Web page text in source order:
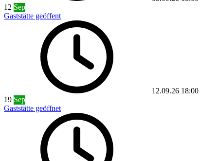
12 Sep
Gaststätte geöffent
12.09.26 18:00
19 Sep
Gaststätte geöffnet